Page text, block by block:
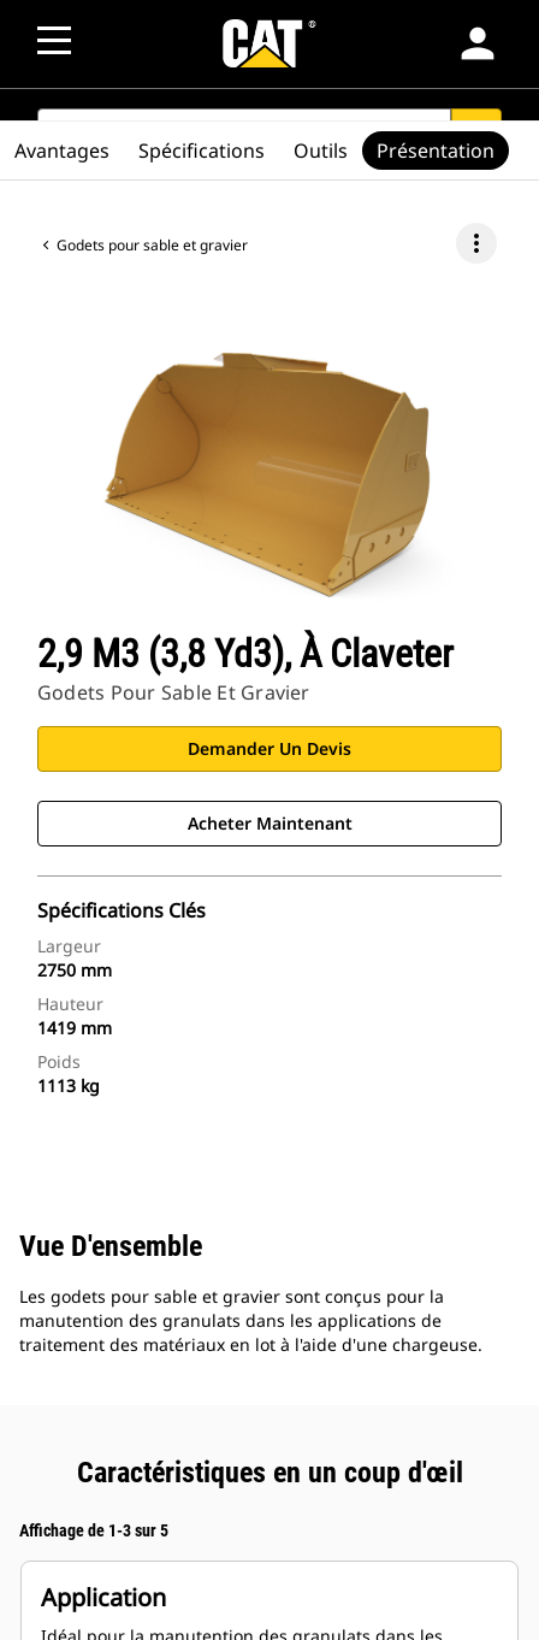
person
SEARCH search
Godets pour sable et gravier more_vert
2,9 M3 (3,8 Yd3), À Claveter
Godets Pour Sable Et Gravier
Demander Un Devis
Acheter Maintenant
Spécifications Clés
Largeur
2750 mm
Hauteur
1419 mm
Poids
1113 kg
Avantages Spécifications Outils Présentation
Vue D'ensemble
Les godets pour sable et gravier sont conçus pour la
manutention des granulats dans les applications de
traitement des matériaux en lot à l'aide d'une chargeuse.
Caractéristiques en un coup d'œil
Affichage de 1-3 sur 5
Application